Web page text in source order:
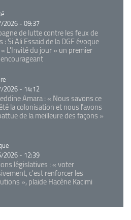
2026 - 09:37
de lutte contre les feux de
: Si Ali Essaid de la DGF évoque
L'Invité du jour » un premier
2026 - 14:12
Amara : « Nous savons ce
la colonisation et nous l’avons
de la meilleure des façons »
2026 - 12:39
législatives : « voter
c'est renforcer les
», plaide Hacène Kacimi